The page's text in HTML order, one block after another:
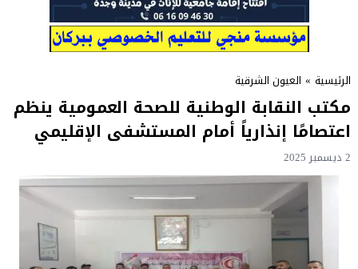
الرئيسية » العيون الشرقية
مكتب النقابة الوطنية للصحة العمومية ينظم
اعتصامًا إنذارياً أمام المستشفى الإقليمي
2 ديسمبر 2025